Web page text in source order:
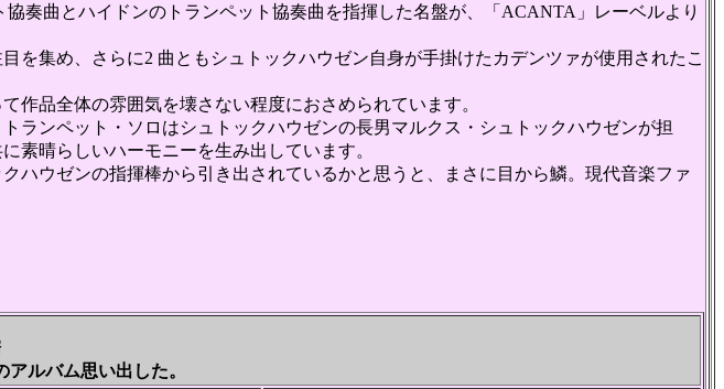
奏曲とハイドンのトランペット協奏曲を指揮した名盤が、「ACANTA」レーベルより
集め、さらに2 曲ともシュトックハウゼン自身が手掛けたカデンツァが使用されたこ
品全体の雰囲気を壊さない程度におさめられています。
ンペット・ソロはシュトックハウゼンの長男マルクス・シュトックハウゼンが担
素晴らしいハーモニーを生み出しています。
ウゼンの指揮棒から引き出されているかと思うと、まさに目から鱗。現代音楽ファ
ルバム思い出した。